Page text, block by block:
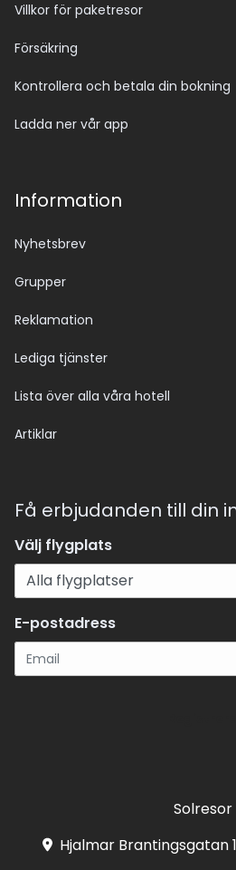
Villkor för paketresor
Försäkring
Kontrollera och betala din bokning
Ladda ner vår app
Information
Nyhetsbrev
Grupper
Reklamation
Lediga tjänster
Lista över alla våra hotell
Artiklar
Få erbjudanden till din
Välj flygplats
E-postadress
Solresor
Hjalmar Brantingsgatan